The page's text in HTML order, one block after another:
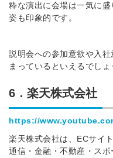
粋な演出に会場は一気に
姿も印象的です。
説明会への参加意欲や入
まっているといえるでしょ
6．楽天株式会社
https://
楽天株式会社は、ECサイ
通信・金融・不動産・ス